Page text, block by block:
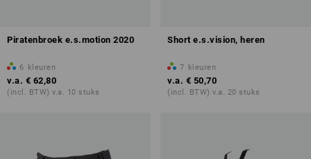
Piratenbroek e.s.motion 2020
6 kleuren
v.a. € 62,80
(incl. BTW) v.a. 10 stuks
Short e.s.vision, heren
7 kleuren
v.a. € 50,70
(incl. BTW) v.a. 20 stuks